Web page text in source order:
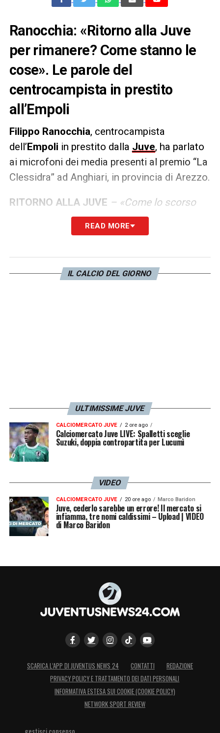
Ranocchia: «Ritorno alla Juve
per rimanere? Come stanno le
cose». Le parole del
centrocampista in prestito
all’Empoli
Filippo Ranocchia, centrocampista
dell’Empoli in prestito dalla Juve, ha parlato
ai microfoni dei media presenti al premio “La
Clessidra” ad Anghiari, in provincia di Arezzo.
RITORNO ALLA JUVE – «Come lo scorso
anno, tireremo le somme a fine stagione e
vedremo cosa sarà più giusto fare. Da tutti e
molto meglio dell’anno scorso».
READ MORE
IL CALCIO DEL GIORNO
ULTIMISSIME JUVE
CALCIOMERCATO JUVE 2 ore ago
Calciomercato Juve LIVE: Spalletti sceglie
Suzuki, doppia contropartita per Lucumì
VIDEO
CALCIOMERCATO JUVE 20 ore ago Marco Baridon
Juve, cederlo sarebbe un errore! Il mercato si
infiamma, tre nomi caldissimi – Upload | VIDEO
di Marco Baridon
SCARICA L’APP DI JUVENTUS NEWS 24 CONTATTI
REDAZIONE
PRIVACY POLICY E TRATTAMENTO DEI DATI PERSONALI
INFORMATIVA ESTESA SUI COOKIE (COOKIE POLICY)
NETWORK SPORT REVIEW